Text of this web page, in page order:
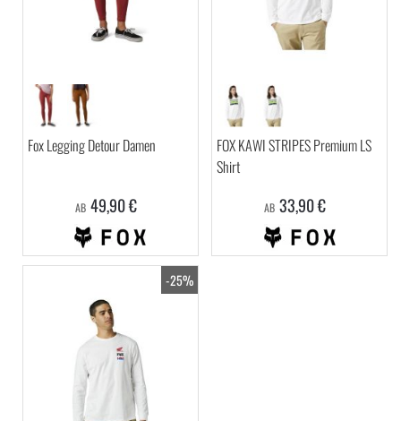
Fox Legging Detour Damen
AB 49,90 €
FOX KAWI STRIPES Premium LS
Shirt
AB 33,90 €
-25%